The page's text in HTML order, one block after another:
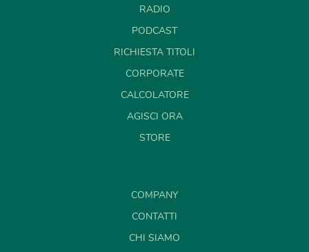
RADIO
PODCAST
RICHIESTA TITOLI
CORPORATE
CALCOLATORE
AGISCI ORA
STORE
COMPANY
CONTATTI
CHI SIAMO